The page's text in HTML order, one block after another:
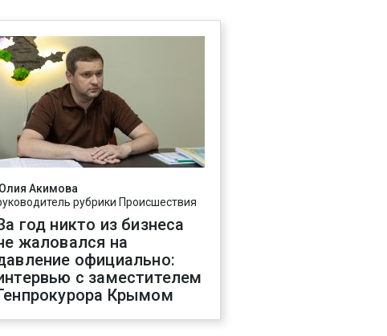
Акимова
рубрики Происшествия
год никто из бизнеса
жаловался на
официально:
с заместителем
Крымом